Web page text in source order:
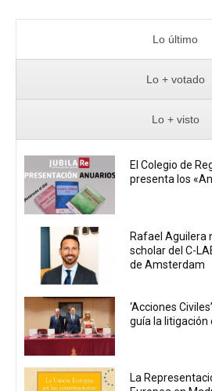
Lo último
Lo + votado
Lo + visto
El Colegio de
presenta los
Rafael Aguilera
scholar del C-
de Amsterdam
‘Acciones
guía la litigación
La